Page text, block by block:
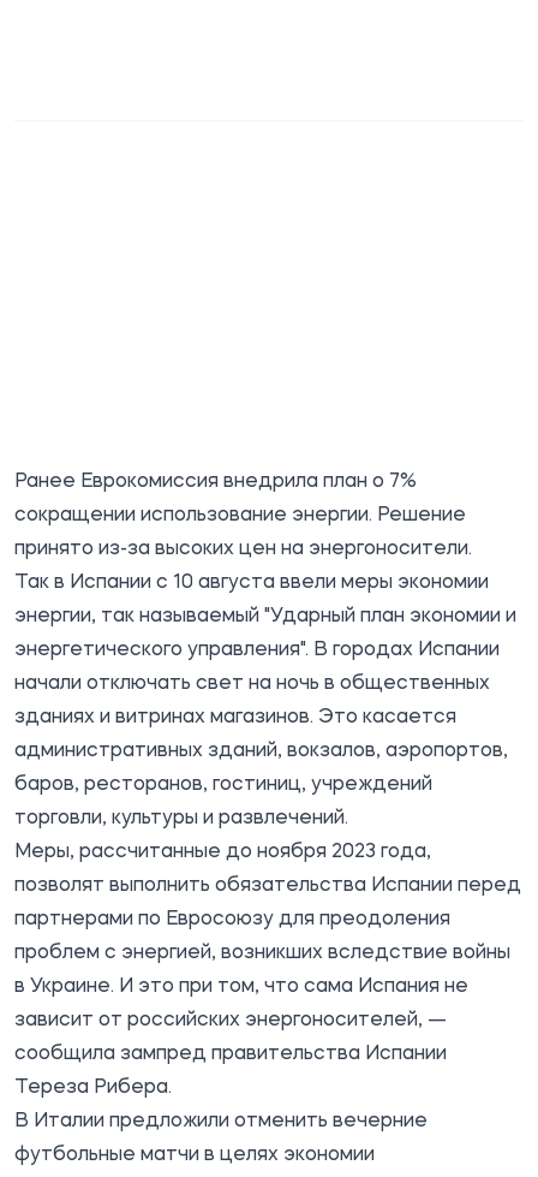
Ранее Еврокомиссия внедрила план о 7%
сокращении использование энергии. Решение
принято из-за высоких цен на энергоносители.
Так в Испании с 10 августа ввели меры экономии
энергии, так называемый "Ударный план экономии и
энергетического управления". В городах Испании
начали отключать свет на ночь в общественных
зданиях и витринах магазинов. Это касается
административных зданий, вокзалов, аэропортов,
баров, ресторанов, гостиниц, учреждений
торговли, культуры и развлечений.
Меры, рассчитанные до ноября 2023 года,
позволят выполнить обязательства Испании перед
партнерами по Евросоюзу для преодоления
проблем с энергией, возникших вследствие войны
в Украине. И это при том, что сама Испания не
зависит от российских энергоносителей, —
сообщила зампред правительства Испании
Тереза Рибера.
В Италии предложили отменить вечерние
футбольные матчи в целях экономии